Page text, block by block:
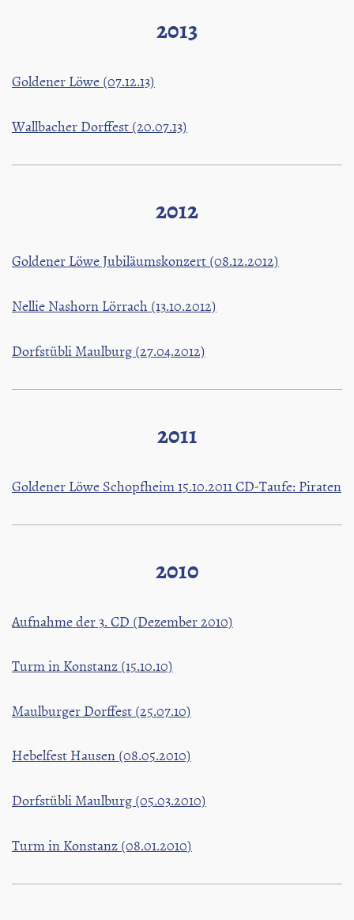
2013
Goldener Löwe (07.12.13)
Wallbacher Dorffest (20.07.13)
2012
Goldener Löwe Jubiläumskonzert (08.12.2012)
Nellie Nashorn Lörrach (13.10.2012)
Dorfstübli Maulburg (27.04.2012)
2011
Goldener Löwe Schopfheim 15.10.2011 CD-Taufe: Piraten
2010
Aufnahme der 3. CD (Dezember 2010)
Turm in Konstanz (15.10.10)
Maulburger Dorffest (25.07.10)
Hebelfest Hausen (08.05.2010)
Dorfstübli Maulburg (05.03.2010)
Turm in Konstanz (08.01.2010)